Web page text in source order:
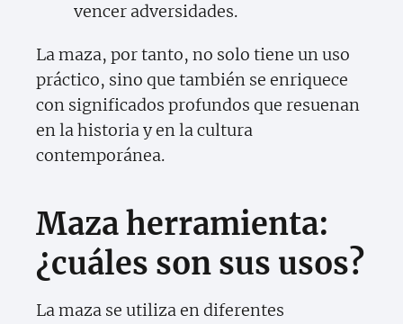
vencer adversidades.
La maza, por tanto, no solo tiene un uso
práctico, sino que también se enriquece
con significados profundos que resuenan
en la historia y en la cultura
contemporánea.
Maza herramienta:
¿cuáles son sus usos?
La maza se utiliza en diferentes